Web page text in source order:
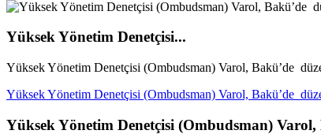
Yüksek Yönetim Denetçisi...
Yüksek Yönetim Denetçisi (Ombudsman) Varol, Bakü’de
Yüksek Yönetim Denetçisi (Ombudsman) Varol, Bakü’de
Yüksek Yönetim Denetçisi (Ombudsman)